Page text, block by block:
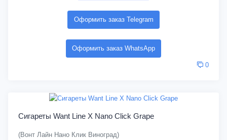
Оформить заказ Telegram
Оформить заказ WhatsApp
0
Сигареты Want Line X Nano Click Grape
(Вонт Лайн Нано Клик Виноград)